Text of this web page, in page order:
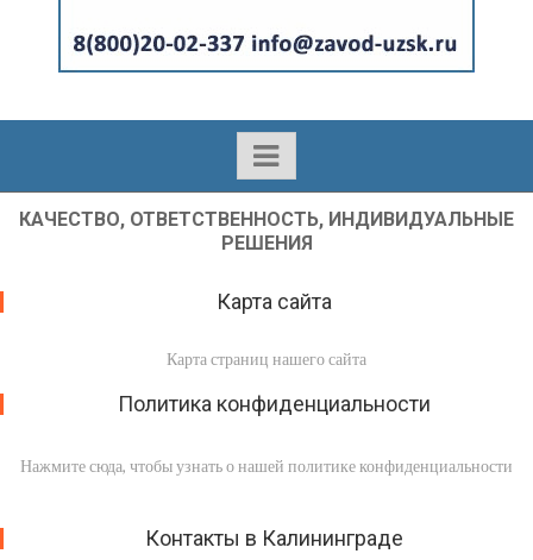
КАЧЕСТВО, ОТВЕТСТВЕННОСТЬ, ИНДИВИДУАЛЬНЫЕ
РЕШЕНИЯ
Карта сайта
Карта страниц нашего сайта
Политика конфиденциальности
Нажмите сюда, чтобы узнать о нашей политике конфиденциальности
Контакты в Калининграде